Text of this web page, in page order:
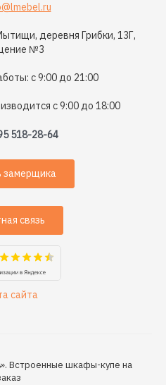
деревня Грибки, 13Г,
№3
с 9:00 до 21:00
с 9:00 до 18:00
518-28-64
замерщика
связь
сайта
Встроенные шкафы-купе на